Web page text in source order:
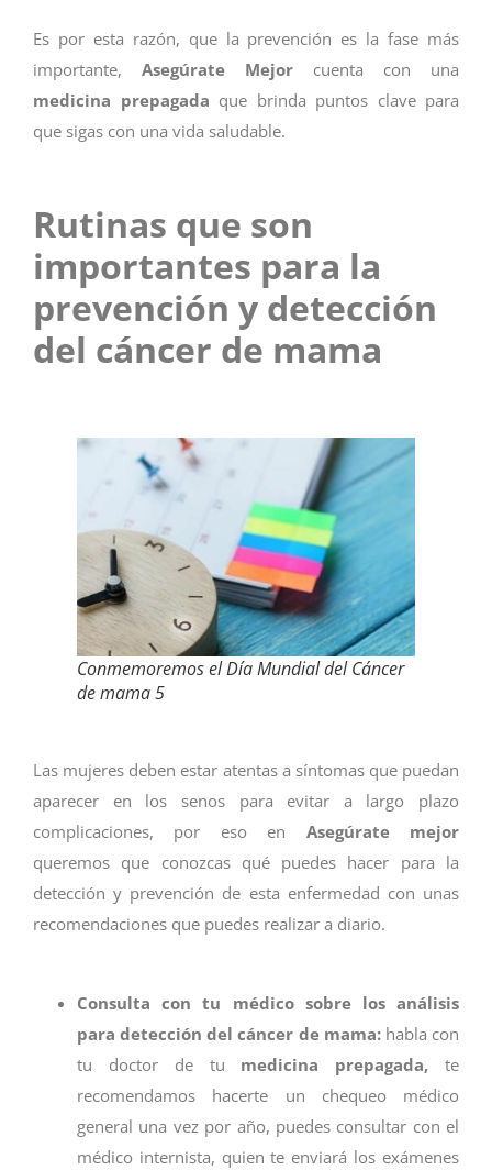
Es por esta razón, que la prevención es la fase más
importante, Asegúrate Mejor cuenta con una
medicina prepagada que brinda puntos clave para
que sigas con una vida saludable.
Rutinas que son
importantes para la
prevención y detección
del cáncer de mama
Conmemoremos el Día Mundial del Cáncer
de mama 5
Las mujeres deben estar atentas a síntomas que puedan
aparecer en los senos para evitar a largo plazo
complicaciones, por eso en Asegúrate mejor
queremos que conozcas qué puedes hacer para la
detección y prevención de esta enfermedad con unas
recomendaciones que puedes realizar a diario.
Consulta con tu médico sobre los análisis
para detección del cáncer de mama:habla con
tu doctor de tu medicina prepagada, te
recomendamos hacerte un chequeo médico
general una vez por año, puedes consultar con el
médico internista, quien te enviará los exámenes